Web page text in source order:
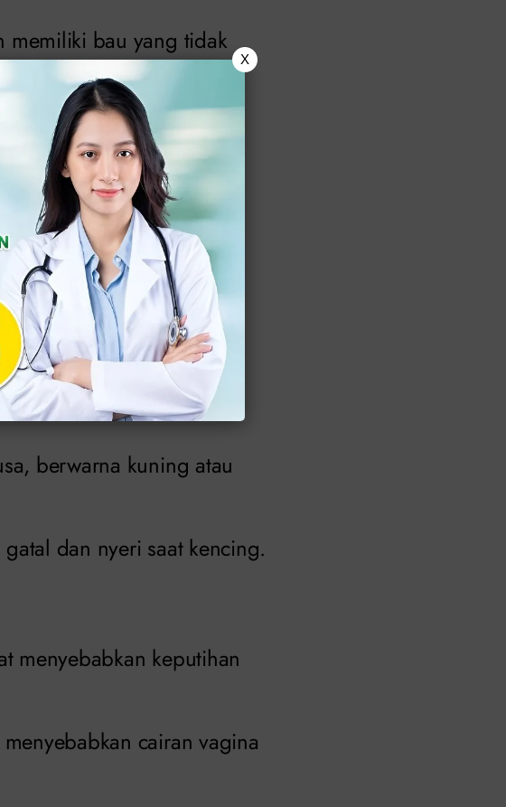
memiliki bau yang tidak
susu dan tidak
infeksi atau
berbusa yang perlu
penyebabnya oleh
berwarna kuning atau
dan nyeri saat kencing.
menyebabkan keputihan
cairan vagina
X